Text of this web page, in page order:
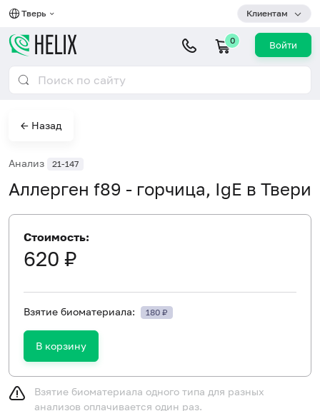
Тверь Клиентам
0 Войти
← Назад
Анализ 21-147
Аллерген f89 - горчица, IgE в Твери
Стоимость:
620 ₽
Взятие биоматериала: 180 ₽
В корзину
Взятие биоматериала одного типа для разных
анализов оплачивается один раз.